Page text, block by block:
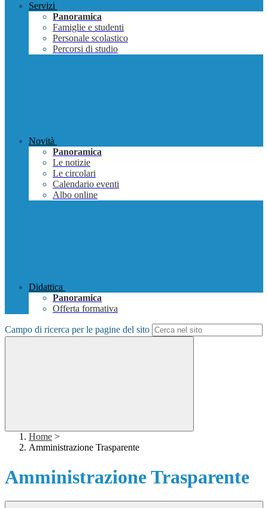
Servizi
Panoramica
Famiglie e studenti
Personale scolastico
Percorsi di studio
Novità
Panoramica
Le notizie
Le circolari
Calendario eventi
Albo online
Didattica
Panoramica
Offerta formativa
Campo di ricerca per le pagine del sito
Home >
Amministrazione Trasparente
Amministrazione Trasparente